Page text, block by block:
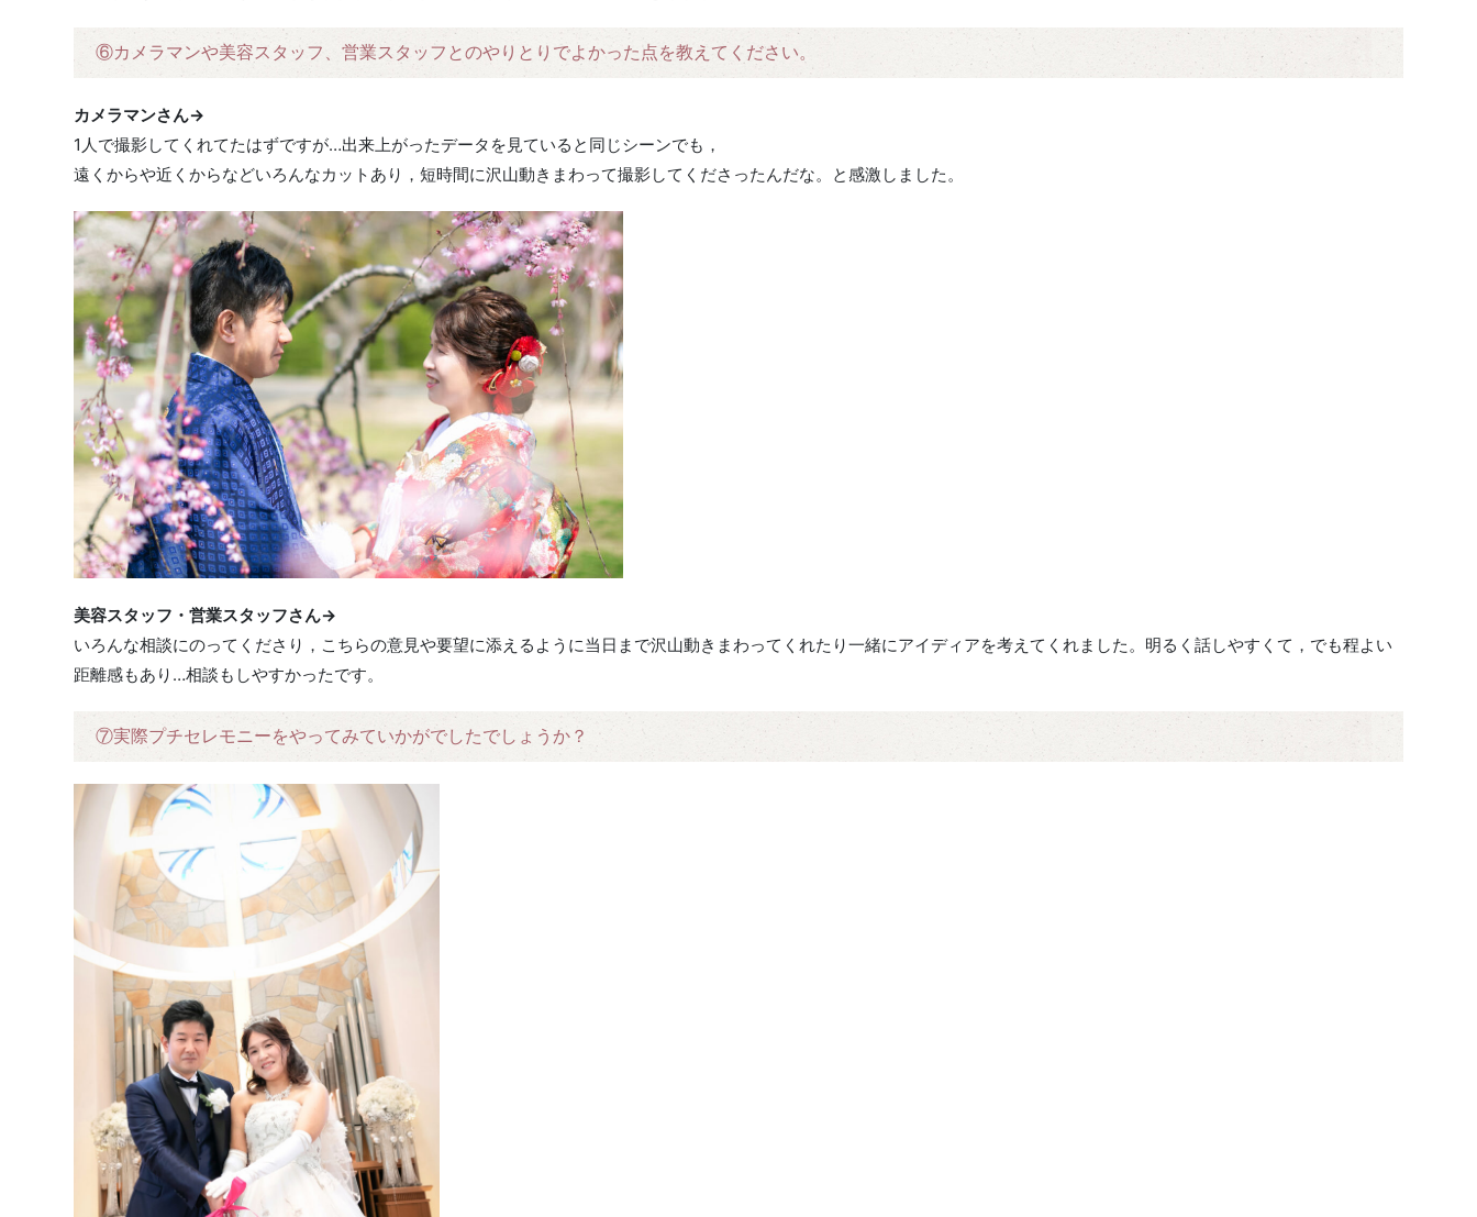
⑥カメラマンや美容スタッフ、営業スタッフとのやりとりでよかった点を教えてください。
カメラマンさん→
1人で撮影してくれてたはずですが…出来上がったデータを見ていると同じシーンでも，
遠くからや近くからなどいろんなカットあり，短時間に沢山動きまわって撮影してくださったんだな。と感激しました。
美容スタッフ・営業スタッフさん→
いろんな相談にのってくださり，こちらの意見や要望に添えるように当日まで沢山動きまわってくれたり一緒にアイディアを考えてくれました。明るく話しやすくて，でも程よい
距離感もあり…相談もしやすかったです。
⑦実際プチセレモニーをやってみていかがでしたでしょうか？